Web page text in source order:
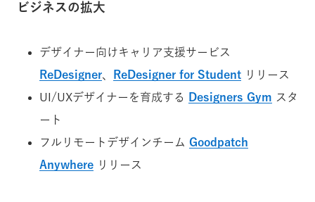
ビジネスの拡大
デザイナー向けキャリア支援サービス
ReDesigner
ReDesigner for Student リリース
UI/UXデザイナーを育成する
Designers Gym スタ
ート
フルリモートデザインチーム Goodpatch
Anywhere リリース